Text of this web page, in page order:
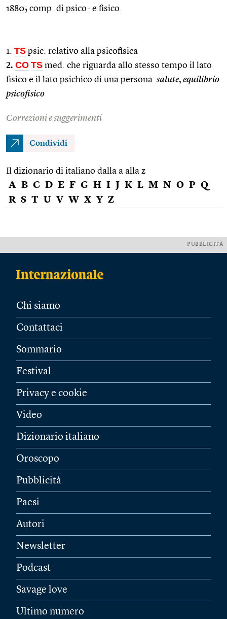
1880; comp. di psico- e fisico.
1. TS psic. relativo alla psicofisica
2. CO TS med. che riguarda allo stesso tempo il lato
fisico e il lato psichico di una persona: salute, equilibrio
psicofisico
Correzioni e suggerimenti
Condividi
Il dizionario di italiano dalla a alla z
A B C D E F G H I J K L M N O P Q
R S T U V W X Y Z
PUBBLICITÀ
Chi siamo
Contattaci
Sommario
Festival
Privacy e cookie
Video
Dizionario italiano
Oroscopo
Pubblicità
Paesi
Autori
Newsletter
Podcast
Savage love
Ultimo numero